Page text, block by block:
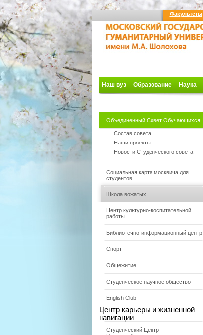
Факультеты
Наш вуз Образование Наука
Объединенный Совет Обучающихся
Состав совета
Наши проекты
Новости Студенческого совета
Социальная карта москвича для
студентов
Школа вожатых
Центр культурно-воспитательной
работы
Библиотечно-информационный центр
Спорт
Общежитие
Студенческое научное общество
English Club
Центр карьеры и жизненной
навигации
Студенческий Центр